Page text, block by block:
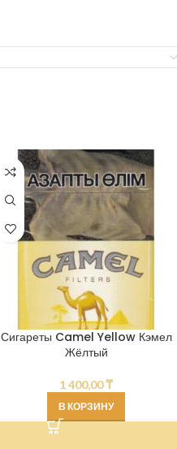
Сигареты Camel Yellow Кэмел
Жёлтый
1 400,00₸
В КОРЗИНУ